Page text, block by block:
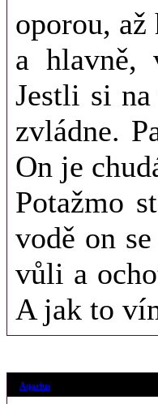
oporou,
a hlavně,
Jestli si
zvládne.
On je
Potažmo
vodě on
vůli a
A jak to
Aqarius